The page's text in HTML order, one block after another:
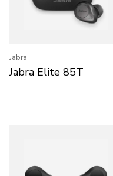
Jabra
Jabra Elite 85T